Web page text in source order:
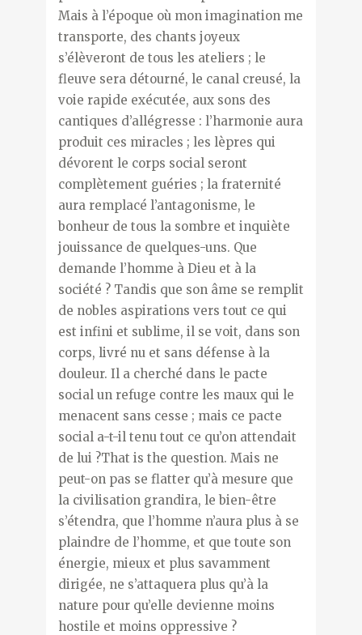
Mais à l’époque où mon imagination me
transporte, des chants joyeux
s’élèveront de tous les ateliers ; le
fleuve sera détourné, le canal creusé, la
voie rapide exécutée, aux sons des
cantiques d’allégresse : l’harmonie aura
produit ces miracles ; les lèpres qui
dévorent le corps social seront
complètement guéries ; la fraternité
aura remplacé l’antagonisme, le
bonheur de tous la sombre et inquiète
jouissance de quelques-uns. Que
demande l’homme à Dieu et à la
société ? Tandis que son âme se remplit
de nobles aspirations vers tout ce qui
est infini et sublime, il se voit, dans son
corps, livré nu et sans défense à la
douleur. Il a cherché dans le pacte
social un refuge contre les maux qui le
menacent sans cesse ; mais ce pacte
social a-t-il tenu tout ce qu’on attendait
de lui ?That is the question. Mais ne
peut-on pas se flatter qu’à mesure que
la civilisation grandira, le bien-être
s’étendra, que l’homme n’aura plus à se
plaindre de l’homme, et que toute son
énergie, mieux et plus savamment
dirigée, ne s’attaquera plus qu’à la
nature pour qu’elle devienne moins
hostile et moins oppressive ?